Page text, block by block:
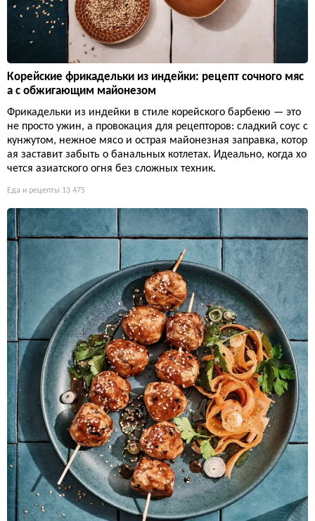
Корейские фрикадельки из индейки: рецепт сочного мяс
а с обжигающим майонезом
Фрикадельки из индейки в стиле корейского барбекю — это
не просто ужин, а провокация для рецепторов: сладкий соус с
кунжутом, нежное мясо и острая майонезная заправка, котор
ая заставит забыть о банальных котлетах. Идеально, когда хо
чется азиатского огня без сложных техник.
Еда и рецепты 13 475